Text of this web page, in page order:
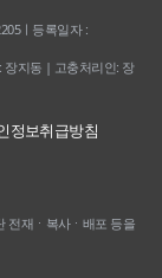
ㅣ등록일자 :
장지동 | 고충처리인: 장
정보취급방침
전재ㆍ복사ㆍ배포 등을